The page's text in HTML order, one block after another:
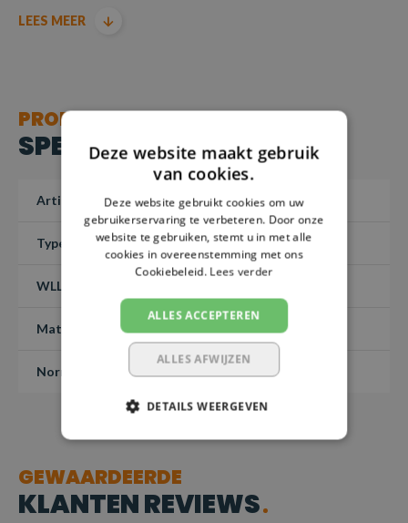
Leverbaar inclusief bijbehorend batchcertificaat.
LEES MEER
PRODUCT
SPECIFICATIES
Artikelnummer 1020104.06
Type CH
WLL (4:1)
Materiaal
Norm
GEWAARDEERDE
KLANTEN REVIEWS
Deze website maakt gebruik
van cookies.
Deze website gebruikt cookies om uw
gebruikerservaring te verbeteren. Door onze
website te gebruiken, stemt u in met alle
cookies in overeenstemming met ons
Cookiebeleid. Lees verder
ALLES ACCEPTEREN
ALLES AFWIJZEN
DETAILS WEERGEVEN